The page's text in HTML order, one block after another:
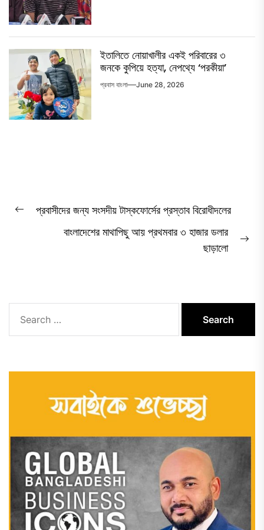
ইতালিতে নোয়াখালীর একই পরিবারের ৩
জনকে কুপিয়ে হত্যা, নেপথ্যে ‘পরকীয়া’
প্রবাস বাংলা June 28, 2026
Post
navigation
Previous
প্রবাসীদের জন্য সংসদীয় টাস্কফোর্সের প্রস্তাব বিরোধীদলের
বাংলাদেশের মাথাপিছু আয় প্রথমবার ৩ হাজার ডলার
ছাড়ালো
for: